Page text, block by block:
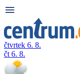
čtvrtek 6. 8.
čt 6. 8.